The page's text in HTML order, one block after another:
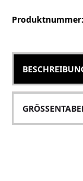
Produktnummer: